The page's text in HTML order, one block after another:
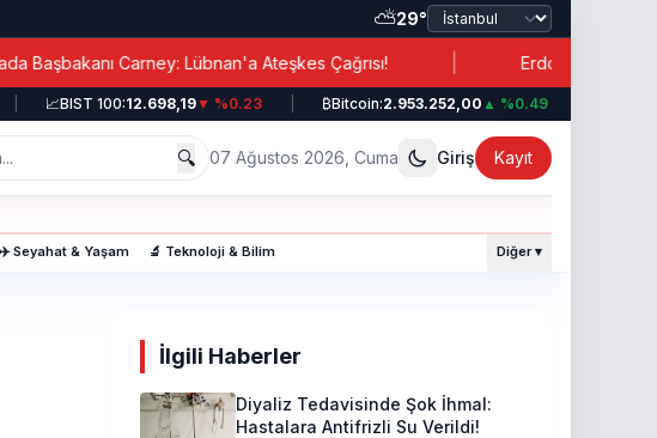
⛅29°
Carney: Lübnan'a Ateşkes Çağrısı! | Erdoğan’dan İran’a İşbirliği
BIST 100:12.698,19▼ %0.23 | Bitcoin:2.953.252,00▲ %0.49 |
🔍 07 Ağustos 2026, Cuma Giriş Kayıt
✈️ Seyahat & Yaşam 🔬 Teknoloji & Bilim Diğer ▾
İlgili Haberler
Diyaliz Tedavisinde Şok İhmal:
Hastalara Antifrizli Su Verildi!